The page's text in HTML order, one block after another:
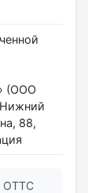
(ООО
88,
ОТТС